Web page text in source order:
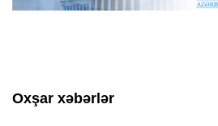
Oxşar xəbərlər